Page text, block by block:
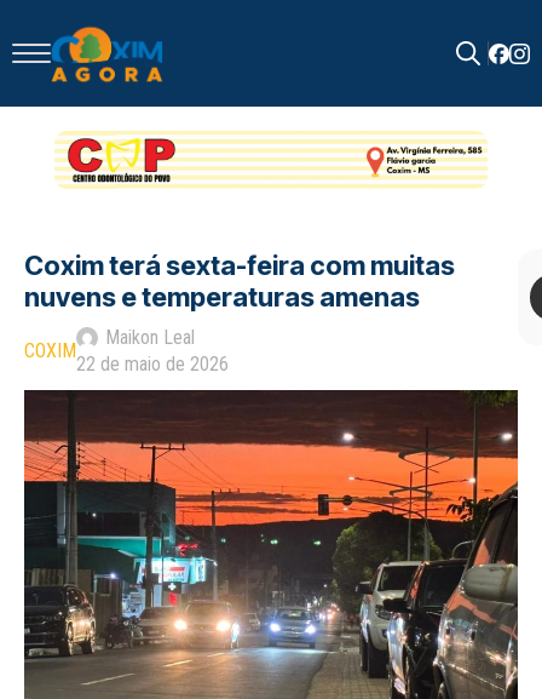
for:
Coxim terá sexta-feira com muitas
nuvens e temperaturas amenas
COXIM
Maikon Leal
22 de maio de 2026